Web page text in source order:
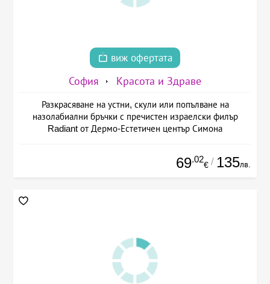
виж офертата
София Красота и Здраве
Разкрасяване на устни, скули или попълване на
назолабиални бръчки с пречистен израелски филър
Radiant от Дермо-Естетичен център Симона
69.02
€ / 135лв.